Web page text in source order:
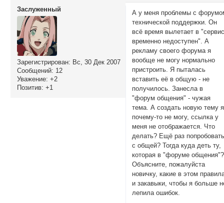
Заслуженный
Зарегистрирован: Вс, 30 Дек 2007
Сообщений: 12
Уважение: +2
Позитив: +1
А у меня проблемы с
технической поддержки. Он
всё время вылетает в
временно недоступен". А
рекламу своего форума я
вообще не могу нормально
пристроить. Я пыталась
вставить её в общую - не
получилось. Занесла в
"форум общения" - чужая
тема. А создать новую тему я
почему-то не могу, ссылка у
меня не отображается. Что
делать? Ещё раз
с общей? Тогда куда деть ту,
которая в "форуме общения"?
Объясните, пожалуйста
новичку, какие в этом
и закавыки, чтобы я больше
лепила ошибок.